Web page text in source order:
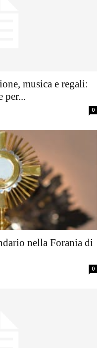
musica e regali:
per...
0
nella Forania di
0